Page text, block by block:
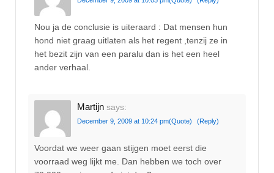
Nou ja de conclusie is uiteraard : Dat mensen hun
hond niet graag uitlaten als het regent ,tenzij ze in
het bezit zijn van een paralu dan is het een heel
ander verhaal.
Martijn says:
December 9, 2009 at 10:24 pm(Quote) (Reply)
Voordat we weer gaan stijgen moet eerst die
voorraad weg lijkt me. Dan hebben we toch over